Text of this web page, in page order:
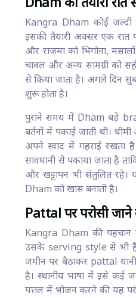
Dham की तैयारी रात
Kangra Dham कोई जल्दी
इसकी तैयारी अक्सर एक रात
और राजमा को भिगोना, मसालों
चावल और अन्य सामग्री को
से किया जाता है। अगले दिन
शुरू होता है।
पुराने समय में Dham बड़े
बर्तनों में पकाई जाती थी।
अपने स्वाद में गहराई रखता
सावधानी से पकाया जाता है
और खट्टापन भी संतुलित
Dham को खास बनाती है।
Pattal पर परोसी जाने
Kangra Dham की
उसके serving style से भी
जमीन पर बैठाकर pattal यानी
है। स्थानीय भाषा में इसे कई
पत्तल में भोजन करने की यह